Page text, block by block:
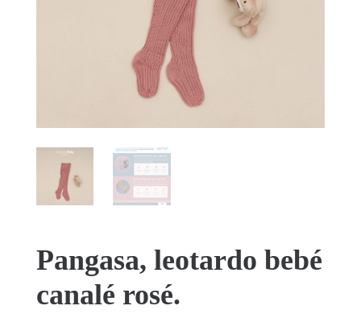
Pangasa, leotardo bebé
canalé rosé.